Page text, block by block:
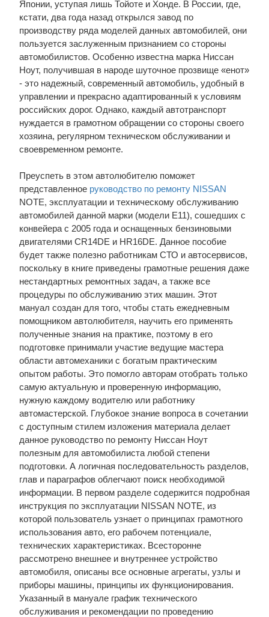
Японии, уступая лишь Тойоте и Хонде. В России, где,
кстати, два года назад открылся завод по
производству ряда моделей данных автомобилей, они
пользуется заслуженным признанием со стороны
автомобилистов. Особенно известна марка Ниссан
Ноут, получившая в народе шуточное прозвище «енот»
- это надежный, современный автомобиль, удобный в
управлении и прекрасно адаптированный к условиям
российских дорог. Однако, каждый автотранспорт
нуждается в грамотном обращении со стороны своего
хозяина, регулярном техническом обслуживании и
своевременном ремонте.
Преуспеть в этом автолюбителю поможет
представленное руководство по ремонту NISSAN
NOTE, эксплуатации и техническому обслуживанию
автомобилей данной марки (модели Е11), сошедших с
конвейера с 2005 года и оснащенных бензиновыми
двигателями CR14DE и HR16DE. Данное пособие
будет также полезно работникам СТО и автосервисов,
поскольку в книге приведены грамотные решения даже
нестандартных ремонтных задач, а также все
процедуры по обслуживанию этих машин. Этот
мануал создан для того, чтобы стать ежедневным
помощником автолюбителя, научить его применять
полученные знания на практике, поэтому в его
подготовке принимали участие ведущие мастера
области автомеханики с богатым практическим
опытом работы. Это помогло авторам отобрать только
самую актуальную и проверенную информацию,
нужную каждому водителю или работнику
автомастерской. Глубокое знание вопроса в сочетании
с доступным стилем изложения материала делает
данное руководство по ремонту Ниссан Ноут
полезным для автомобилиста любой степени
подготовки. А логичная последовательность разделов,
глав и параграфов облегчают поиск необходимой
информации. В первом разделе содержится подробная
инструкция по эксплуатации NISSAN NOTE, из
которой пользователь узнает о принципах грамотного
использования авто, его рабочем потенциале,
технических характеристиках. Всесторонне
рассмотрено внешнее и внутреннее устройство
автомобиля, описаны все основные агрегаты, узлы и
приборы машины, принципы их функционирования.
Указанный в мануале график технического
обслуживания и рекомендации по проведению